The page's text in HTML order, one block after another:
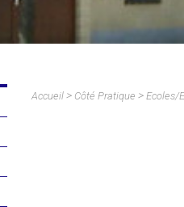
Accueil> Côté Pratique > Ecoles/